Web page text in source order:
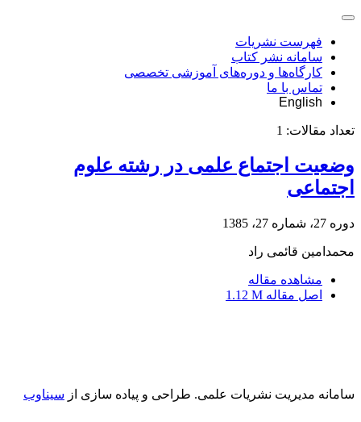
فهرست نشریات
سامانه نشر کتاب
کارگاه‌ها و دوره‌های آموزشی تخصصی
تماس با ما
English
تعداد مقالات: 1
وضعیت اجتماع علمی در رشته علوم
اجتماعی
دوره 27، شماره 27، 1385
محمدامین قائمی راد
مشاهده مقاله
اصل مقاله 1.12 M
سامانه مدیریت نشریات علمی. طراحی و پیاده سازی از سیناوب